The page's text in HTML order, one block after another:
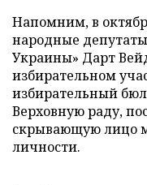
Напомним, в
народные
Украины» Дарт
избирательном
избирательный
Верховную раду,
скрывающую лицо
личности.